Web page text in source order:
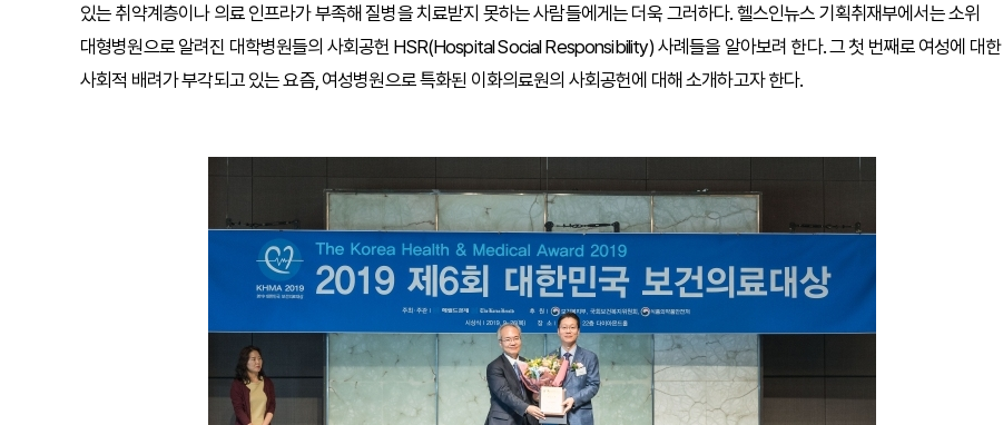
있는 취약계층이나 의료 인프라가 부족해 질병을 치료받지 못하는 사람들에게는 더욱 그러하다. 헬스인뉴스 기획취재부에서는 소위
대형병원으로 알려진 대학병원들의 사회공헌 HSR(Hospital Social Responsibility) 사례들을 알아보려 한다. 그 첫 번째로 여성에 대한
사회적 배려가 부각되고 있는 요즘, 여성병원으로 특화된 이화의료원의 사회공헌에 대해 소개하고자 한다.